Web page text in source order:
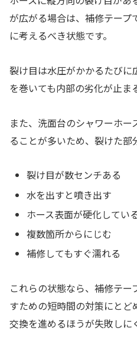
が広がる場合は、補修テープ
に考えるべき状態です。
裂け目は水圧がかかるたびに
を巻いても内部の劣化が止ま
また、洗面台のシャワーホ
ることが多いため、裂けた部
裂け目が数センチある
水を出すと噴き出す
ホース表面が硬化してい
複数箇所からにじむ
補修してもすぐ濡れる
これらの状態なら、補修テ
すための短時間の対策にと
交換を進めるほうが失敗しに